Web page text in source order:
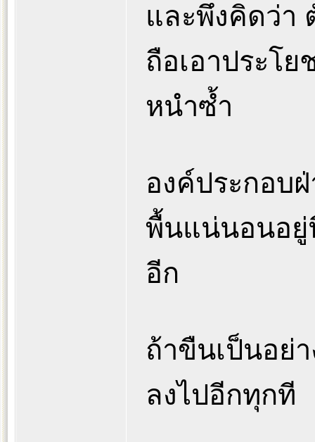
และพึงคิดว่า
ถือเอาประโ
หนำซ้ำ
องค์ประกอบ
พื้นแน่นอนอยู่
อีก
ถ้าขืนเป็นอย่
ลงไปอีกทุกที